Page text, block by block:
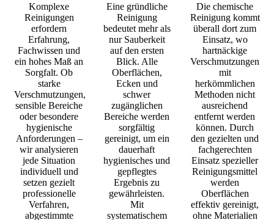
Komplexe
Reinigungen
erfordern
Erfahrung,
Fachwissen und
ein hohes Maß an
Sorgfalt. Ob
starke
Verschmutzungen,
sensible Bereiche
oder besondere
hygienische
Anforderungen –
wir analysieren
jede Situation
individuell und
setzen gezielt
professionelle
Verfahren,
abgestimmte
Eine gründliche
Reinigung
bedeutet mehr als
nur Sauberkeit
auf den ersten
Blick. Alle
Oberflächen,
Ecken und
schwer
zugänglichen
Bereiche werden
sorgfältig
gereinigt, um ein
dauerhaft
hygienisches und
gepflegtes
Ergebnis zu
gewährleisten.
Mit
systematischem
Die chemische
Reinigung kommt
überall dort zum
Einsatz, wo
hartnäckige
Verschmutzungen
mit
herkömmlichen
Methoden nicht
ausreichend
entfernt werden
können. Durch
den gezielten und
fachgerechten
Einsatz spezieller
Reinigungsmittel
werden
Oberflächen
effektiv gereinigt,
ohne Materialien